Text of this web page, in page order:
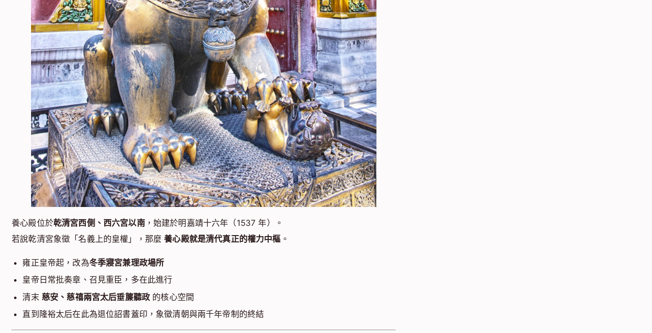
養心殿位於乾清宮西側、西六宮以南，始建於明嘉靖十六年（1537 年）。
若說乾清宮象徵「名義上的皇權」，那麼養心殿就是清代真正的權力中樞 。
雍正皇帝起，改為冬季寢宮兼理政場所
皇帝日常批奏章、召見重臣，多在此進行
清末 慈安、慈禧兩宮太后垂簾聽政 的核心空間
直到隆裕太后在此為退位詔書蓋印，象徵清朝與兩千年帝制的終結